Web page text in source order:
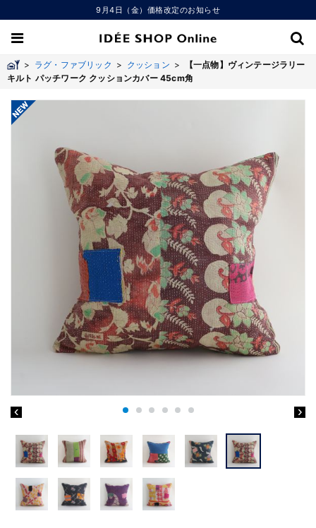
9月4日（金）価格改定のお知らせ
> ラグ・ファブリック > クッション >
【一点物】ヴィンテージラリー
キルト パッチワーク クッションカバー 45cm角